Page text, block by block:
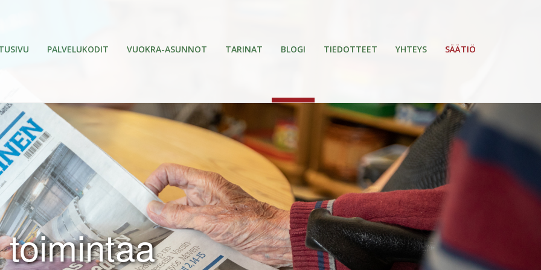
PALVELUKODIT VUOKRA-ASUNNOT TARINAT BLOGI TIEDOTTEET YHTEYS SÄÄTIÖ